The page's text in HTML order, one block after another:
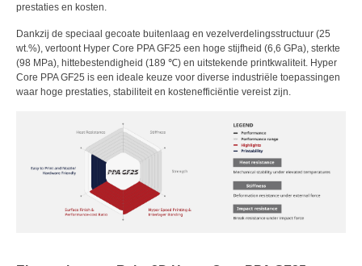
prestaties en kosten.
Dankzij de speciaal gecoate buitenlaag en vezelverdelingsstructuur (25
wt.%), vertoont Hyper Core PPA GF25 een hoge stijfheid (6,6 GPa), sterkte
(98 MPa), hittebestendigheid (189 ℃) en uitstekende printkwaliteit. Hyper
Core PPA GF25 is een ideale keuze voor diverse industriële toepassingen
waar hoge prestaties, stabiliteit en kostenefficiëntie vereist zijn.